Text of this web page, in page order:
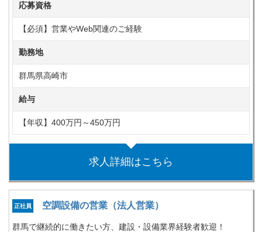
応募資格
【必須】営業やWeb関連のご経験
勤務地
群馬県高崎市
給与
【年収】400万円～450万円
求人詳細はこちら
正社員 空調設備の営業（法人営業）
群馬で継続的に働きたい方、建設・設備業界経験者歓迎！